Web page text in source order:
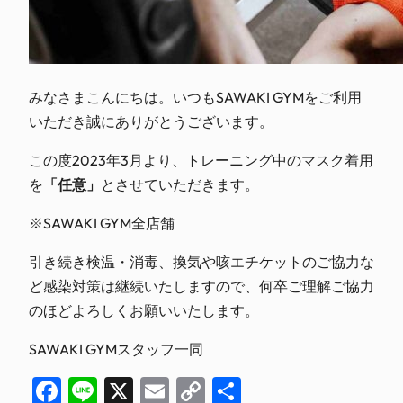
みなさまこんにちは。いつもSAWAKI GYMをご利用
いただき誠にありがとうございます。
この度2023年3月より、トレーニング中のマスク着用
を 「任意」 とさせていただきます。
※SAWAKI GYM全店舗
引き続き検温・消毒、換気や咳エチケットのご協力な
ど感染対策は継続いたしますので、何卒ご理解ご協力
のほどよろしくお願いいたします。
SAWAKI GYMスタッフ一同
Facebook
Line
X EmailCopy